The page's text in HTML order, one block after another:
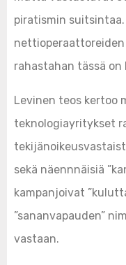
piratismin
rahastahan tässä on
Levinen teos kertoo
teknologiayritykset
sekä näennnäisiä
kampanjoivat
”sananvapauden”
vastaan.